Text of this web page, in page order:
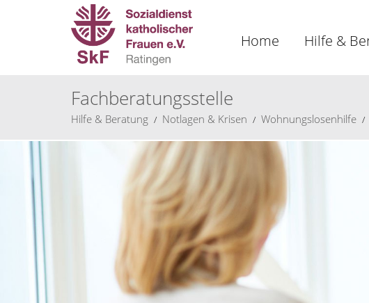
Home Hilfe &
Fachberatungsstelle
Hilfe & Beratung Notlagen & Krisen Wohnungslosenhilfe